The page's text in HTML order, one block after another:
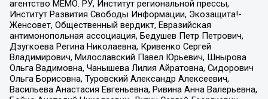
агентство МЕМО. РУ, Институт региональной прессы,
Институт Развития Свободы Информации, Экозащита!-
Женсовет, Общественный вердикт, Евразийская
антимонопольная ассоциация, Бедушев Петр Петрович,
Дзугкоева Регина Николаевна, Кривенко Сергей
Владимирович, Милославский Павел Юрьевич, Шнырова
Ольга Вадимовна, Чанышева Лилия Айратовна, Сидорович
Ольга Борисовна, Туровский Александр Алексеевич,
Васильева Анастасия Евгеньевна, Ривина Анна Валерьевна,